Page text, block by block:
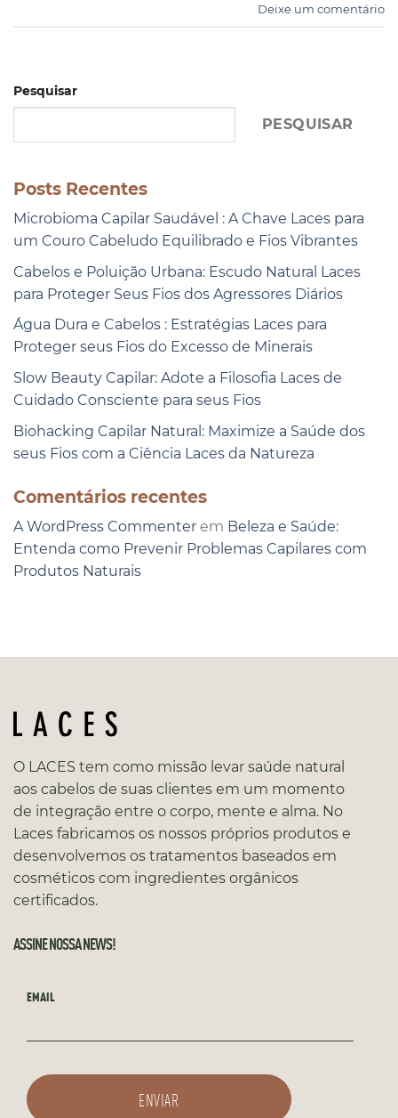
Pesquisar
PESQUISAR
Posts Recentes
Microbioma Capilar Saudável : A Chave Laces para
um Couro Cabeludo Equilibrado e Fios Vibrantes
Cabelos e Poluição Urbana: Escudo Natural Laces
para Proteger Seus Fios dos Agressores Diários
Água Dura e Cabelos : Estratégias Laces para
Proteger seus Fios do Excesso de Minerais
Slow Beauty Capilar: Adote a Filosofia Laces de
Cuidado Consciente para seus Fios
Biohacking Capilar Natural: Maximize a Saúde dos
seus Fios com a Ciência Laces da Natureza
Comentários recentes
A WordPress Commenter em Beleza e Saúde:
Entenda como Prevenir Problemas Capilares com
Produtos Naturais
Deixe um comentário
O LACES tem como missão levar saúde natural
aos cabelos de suas clientes em um momento
de integração entre o corpo, mente e alma. No
Laces fabricamos os nossos próprios produtos e
desenvolvemos os tratamentos baseados em
cosméticos com ingredientes orgânicos
certificados.
ASSINE NOSSA NEWS!
EMAIL